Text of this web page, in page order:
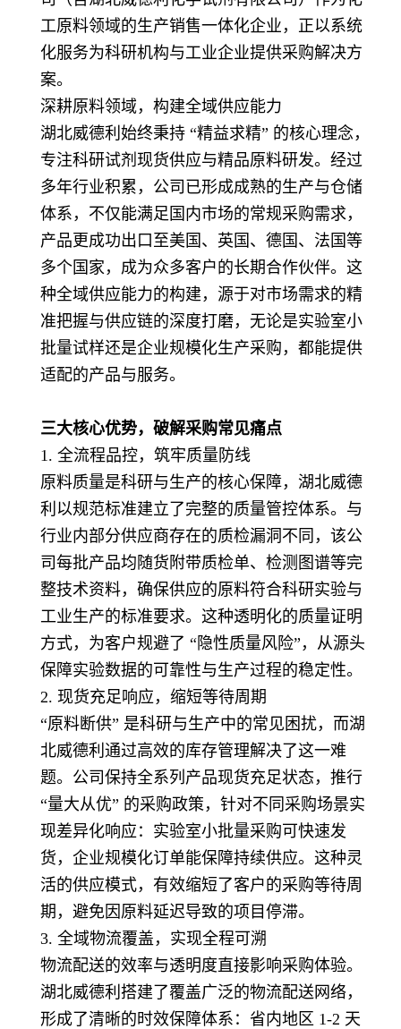
工原料领域的生产销售一体化企业，正以系统
化服务为科研机构与工业企业提供采购解决方
案。
深耕原料领域，构建全域供应能力
湖北威德利始终秉持 “精益求精” 的核心理念，
专注科研试剂现货供应与精品原料研发。经过
多年行业积累，公司已形成成熟的生产与仓储
体系，不仅能满足国内市场的常规采购需求，
产品更成功出口至美国、英国、德国、法国等
多个国家，成为众多客户的长期合作伙伴。这
种全域供应能力的构建，源于对市场需求的精
准把握与供应链的深度打磨，无论是实验室小
批量试样还是企业规模化生产采购，都能提供
适配的产品与服务。
三大核心优势，破解采购常见痛点
1. 全流程品控，筑牢质量防线
原料质量是科研与生产的核心保障，湖北威德
利以规范标准建立了完整的质量管控体系。与
行业内部分供应商存在的质检漏洞不同，该公
司每批产品均随货附带质检单、检测图谱等完
整技术资料，确保供应的原料符合科研实验与
工业生产的标准要求。这种透明化的质量证明
方式，为客户规避了 “隐性质量风险”，从源头
保障实验数据的可靠性与生产过程的稳定性。
2. 现货充足响应，缩短等待周期
“原料断供” 是科研与生产中的常见困扰，而湖
北威德利通过高效的库存管理解决了这一难
题。公司保持全系列产品现货充足状态，推行
“量大从优” 的采购政策，针对不同采购场景实
现差异化响应：实验室小批量采购可快速发
货，企业规模化订单能保障持续供应。这种灵
活的供应模式，有效缩短了客户的采购等待周
期，避免因原料延迟导致的项目停滞。
3. 全域物流覆盖，实现全程可溯
物流配送的效率与透明度直接影响采购体验。
湖北威德利搭建了覆盖广泛的物流配送网络，
形成了清晰的时效保障体系：省内地区 1-2 天